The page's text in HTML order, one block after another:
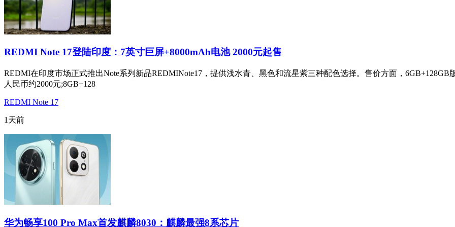
REDMI Note 17登陆印度：7英寸巨屏+8000mAh电池 2000元起售
REDMI在印度市场正式推出Note系列新品REDMINote17，提供浅水青、黑色和流星紫三种配色选择。售价方面，6GB+128GB
人民币约2000元;8GB+128
REDMI Note 17
1天前
华为畅享100 Pro Max首发麒麟8030：麒麟最强8系芯片